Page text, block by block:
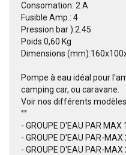
Consomation: 2 A
Fusible Amp.: 4
Pression bar ):2.45
Poids:0,60 Kg
Dimensions
Pompe à eau idéal pour
camping car, ou caravane.
Voir nos différents
°°
- GROUPE D'EAU PAR MAX 1
- GROUPE D'EAU PAR-
- GROUPE D'EAU PAR-